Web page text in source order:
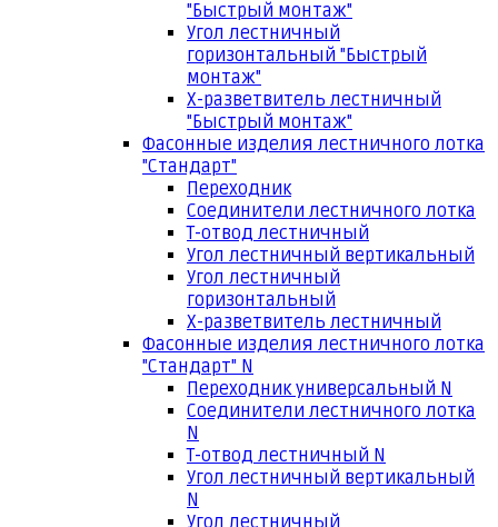
"Быстрый монтаж"
Угол лестничный
горизонтальный "Быстрый
монтаж"
Х-разветвитель лестничный
"Быстрый монтаж"
Фасонные изделия лестничного лотка
"Стандарт"
Переходник
Соединители лестничного лотка
Т-отвод лестничный
Угол лестничный вертикальный
Угол лестничный
горизонтальный
Х-разветвитель лестничный
Фасонные изделия лестничного лотка
"Стандарт" N
Переходник универсальный N
Соединители лестничного лотка
N
Т-отвод лестничный N
Угол лестничный вертикальный
N
Угол лестничный